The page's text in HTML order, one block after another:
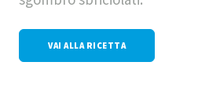
VAI ALLA RICETTA